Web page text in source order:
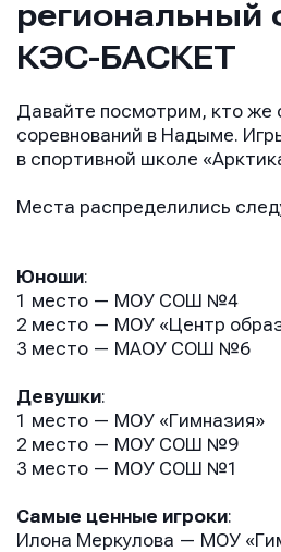
региональный
КЭС-БАСКЕТ
Давайте посмотрим, кто же
соревнований в Надыме.
в спортивной школе
Места распределились
Юноши:
1 место — МОУ СОШ №4
2 место — МОУ «Центр
3 место — МАОУ СОШ №6
Девушки:
1 место — МОУ «Гимназия»
2 место — МОУ СОШ №9
3 место — МОУ СОШ №1
Самые ценные игроки:
Илона Меркулова — МОУ